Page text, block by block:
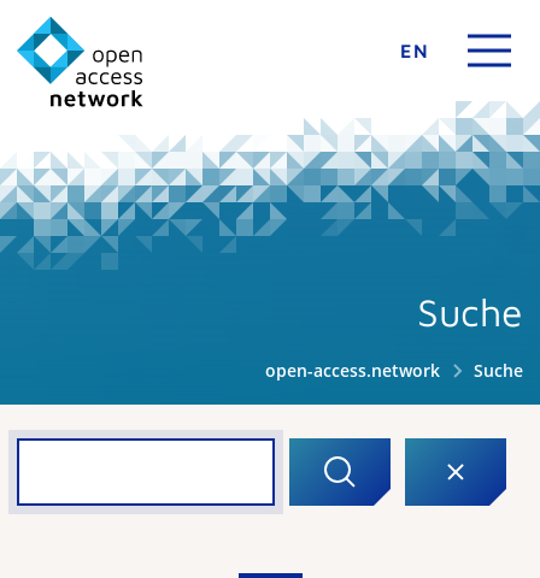
EN
Suche
open-access.network Suche